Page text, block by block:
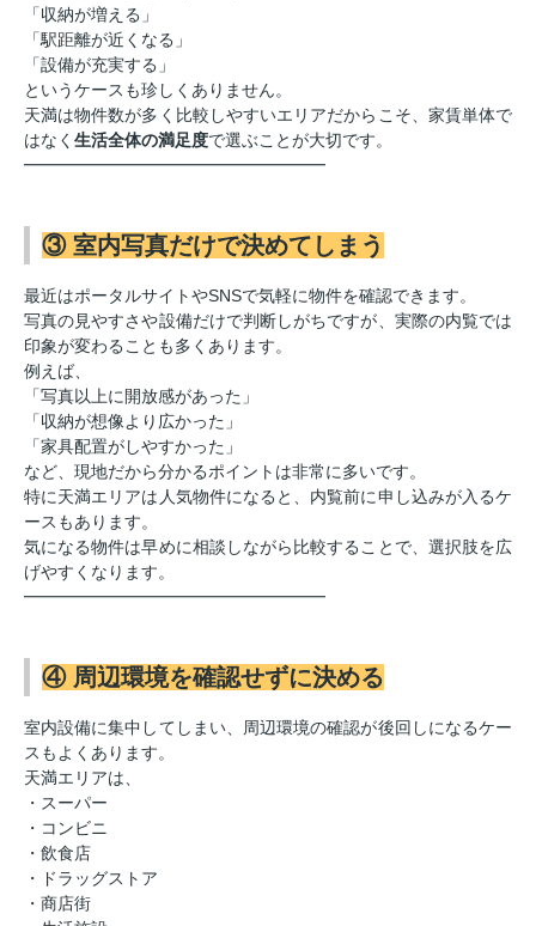
「収納が増える」
「駅距離が近くなる」
「設備が充実する」
というケースも珍しくありません。
天満は物件数が多く比較しやすいエリアだからこそ、家賃単体で
はなく 生活全体の満足度で選ぶことが大切です。
━━━━━━━━━━━━━━━━━━
③ 室内写真だけで決めてしまう
最近はポータルサイトやSNSで気軽に物件を確認できます。
写真の見やすさや設備だけで判断しがちですが、実際の内覧では
印象が変わることも多くあります。
例えば、
「写真以上に開放感があった」
「収納が想像より広かった」
「家具配置がしやすかった」
など、現地だから分かるポイントは非常に多いです。
特に天満エリアは人気物件になると、内覧前に申し込みが入るケ
ースもあります。
気になる物件は早めに相談しながら比較することで、選択肢を広
げやすくなります。
━━━━━━━━━━━━━━━━━━
④ 周辺環境を確認せずに決める
室内設備に集中してしまい、周辺環境の確認が後回しになるケー
スもよくあります。
天満エリアは、
・スーパー
・コンビニ
・飲食店
・ドラッグストア
・商店街